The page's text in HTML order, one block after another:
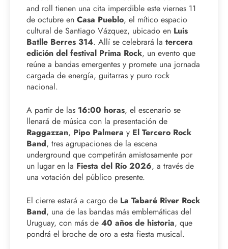
and roll tienen una cita imperdible este viernes 11
de octubre en Casa Pueblo, el mítico espacio
cultural de Santiago Vázquez, ubicado en Luis
Batlle Berres 314. Allí se celebrará la tercera
edición del festival Prima Rock, un evento que
reúne a bandas emergentes y promete una jornada
cargada de energía, guitarras y puro rock
nacional.
A partir de las 16:00 horas, el escenario se
llenará de música con la presentación de
Raggazzan, Pipo Palmera y El Tercero Rock
Band, tres agrupaciones de la escena
underground que competirán amistosamente por
un lugar en la Fiesta del Río 2026, a través de
una votación del público presente.
El cierre estará a cargo de La Tabaré River Rock
Band, una de las bandas más emblemáticas del
Uruguay, con más de 40 años de historia, que
pondrá el broche de oro a esta fiesta musical.